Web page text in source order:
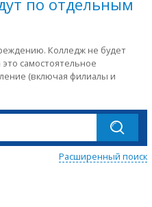
Колледж не будет
самостоятельное
(включая филиалы и
Расширенный поиск